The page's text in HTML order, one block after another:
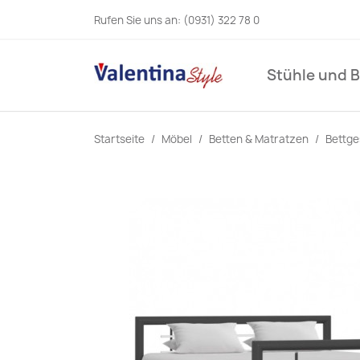
Rufen Sie uns an: (0931) 322 78 0
Stühle und
Startseite Möbel Betten & Matratzen